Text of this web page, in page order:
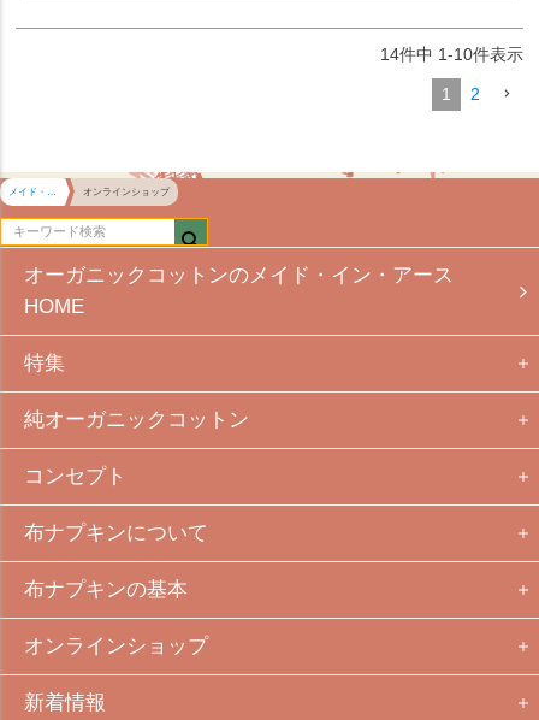
14件中 1-10件表示
1 2
オンラインショップ
オーガニックコットンのメイド・イン・アース
HOME
特集
純オーガニックコットン
コンセプト
布ナプキンについて
布ナプキンの基本
オンラインショップ
新着情報